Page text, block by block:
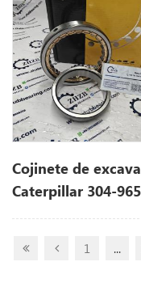
Cojinete de
Caterpillar 304-
3049651
1 ...